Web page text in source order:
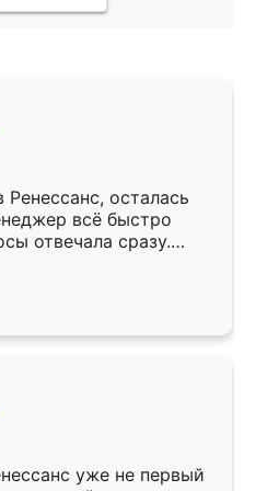
осталась
всё быстро
отвечала сразу.
подошёл к
Собрали
аккуратно, даже
уже не первый